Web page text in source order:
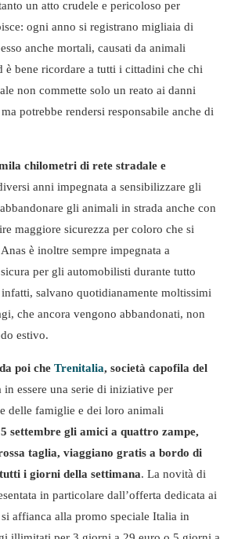
un atto crudele e pericoloso per
ogni anno si registrano migliaia di
anche mortali, causati da animali
è bene ricordare a tutti i cittadini che chi
non commette solo un reato ai danni
potrebbe rendersi responsabile anche di
chilometri di rete stradale e
anni impegnata a sensibilizzare gli
gli animali in strada anche con
maggiore sicurezza per coloro che si
è inoltre sempre impegnata a
per gli automobilisti durante tutto
salvano quotidianamente moltissimi
che ancora vengono abbandonati, non
estivo.
poi che Trenitalia, società capofila del
in essere una serie di iniziative per
delle famiglie e dei loro animali
settembre gli amici a quattro zampe,
taglia, viaggiano gratis a bordo di
i giorni della settimana. La novità di
in particolare dall’offerta dedicata ai
affianca alla promo speciale Italia in